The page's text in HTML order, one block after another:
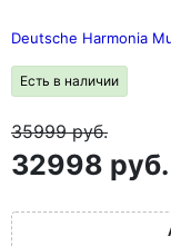
Deutsche Harmonia
Есть в наличии
35999руб.
32998 руб.